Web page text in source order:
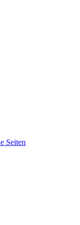
Seiten